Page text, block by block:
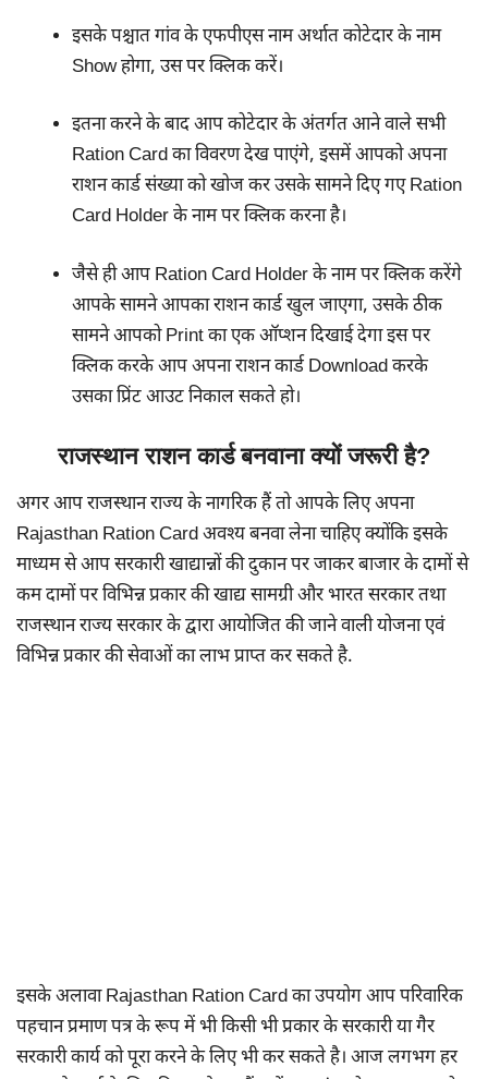
इसके पश्चात गांव के एफपीएस नाम अर्थात कोटेदार के नाम
Show होगा, उस पर क्लिक करें।
इतना करने के बाद आप कोटेदार के अंतर्गत आने वाले सभी
Ration Card का विवरण देख पाएंगे, इसमें आपको अपना
राशन कार्ड संख्या को खोज कर उसके सामने दिए गए Ration
Card Holder के नाम पर क्लिक करना है।
जैसे ही आप Ration Card Holder के नाम पर क्लिक करेंगे
आपके सामने आपका राशन कार्ड खुल जाएगा, उसके ठीक
सामने आपको Print का एक ऑप्शन दिखाई देगा इस पर
क्लिक करके आप अपना राशन कार्ड Download करके
उसका प्रिंट आउट निकाल सकते हो।
राजस्थान राशन कार्ड बनवाना क्यों जरूरी है?
अगर आप राजस्थान राज्य के नागरिक हैं तो आपके लिए अपना
Rajasthan Ration Card अवश्य बनवा लेना चाहिए क्योंकि इसके
माध्यम से आप सरकारी खाद्यान्नों की दुकान पर जाकर बाजार के दामों से
कम दामों पर विभिन्न प्रकार की खाद्य सामग्री और भारत सरकार तथा
राजस्थान राज्य सरकार के द्वारा आयोजित की जाने वाली योजना एवं
विभिन्न प्रकार की सेवाओं का लाभ प्राप्त कर सकते है.
इसके अलावा Rajasthan Ration Card का उपयोग आप परिवारिक
पहचान प्रमाण पत्र के रूप में भी किसी भी प्रकार के सरकारी या गैर
सरकारी कार्य को पूरा करने के लिए भी कर सकते है। आज लगभग हर